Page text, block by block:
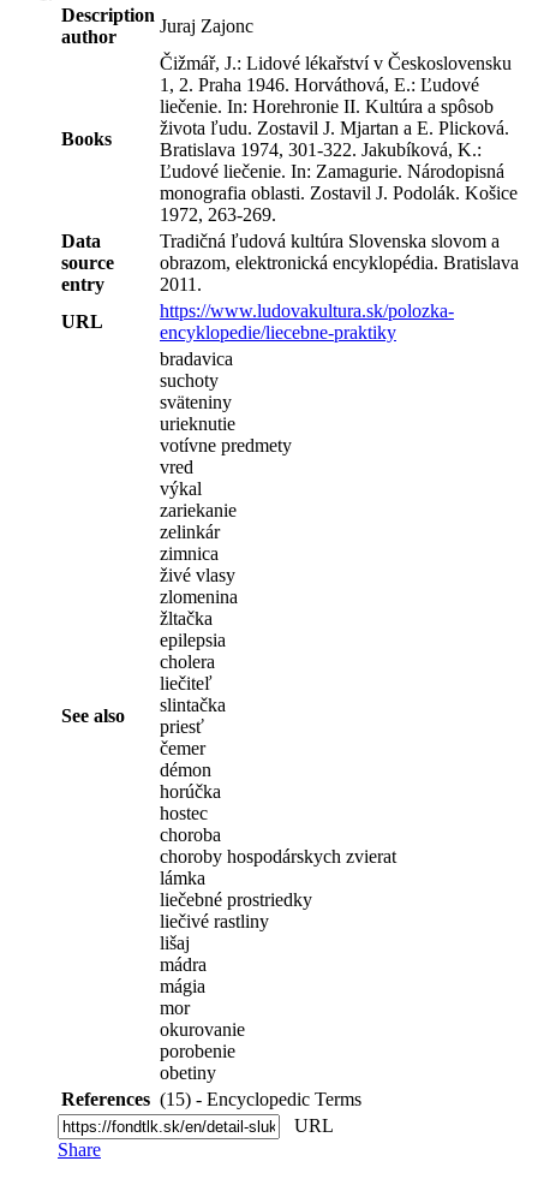
Description
author
Juraj Zajonc
Books
Čižmář, J.: Lidové lékařství v Československu
1, 2. Praha 1946. Horváthová, E.: Ľudové
liečenie. In: Horehronie II. Kultúra a spôsob
života ľudu. Zostavil J. Mjartan a E. Plicková.
Bratislava 1974, 301-322. Jakubíková, K.:
Ľudové liečenie. In: Zamagurie. Národopisná
monografia oblasti. Zostavil J. Podolák. Košice
1972, 263-269.
Data
source
entry
Tradičná ľudová kultúra Slovenska slovom a
obrazom, elektronická encyklopédia. Bratislava
2011.
URL
https://www.ludovakultura.sk/polozka-
encyklopedie/liecebne-praktiky
See also
bradavica
suchoty
sväteniny
urieknutie
votívne predmety
vred
výkal
zariekanie
zelinkár
zimnica
živé vlasy
zlomenina
žltačka
epilepsia
cholera
liečiteľ
slintačka
priesť
čemer
démon
horúčka
hostec
choroba
choroby hospodárskych zvierat
lámka
liečebné prostriedky
liečivé rastliny
lišaj
mádra
mágia
mor
okurovanie
porobenie
obetiny
References (15) - Encyclopedic Terms
URL
Share